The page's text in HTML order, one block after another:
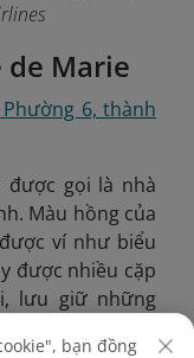
Marie
6, thành
được gọi là nhà
Màu hồng của
ví như biểu
được nhiều cặp
lưu giữ những
bạn đồng